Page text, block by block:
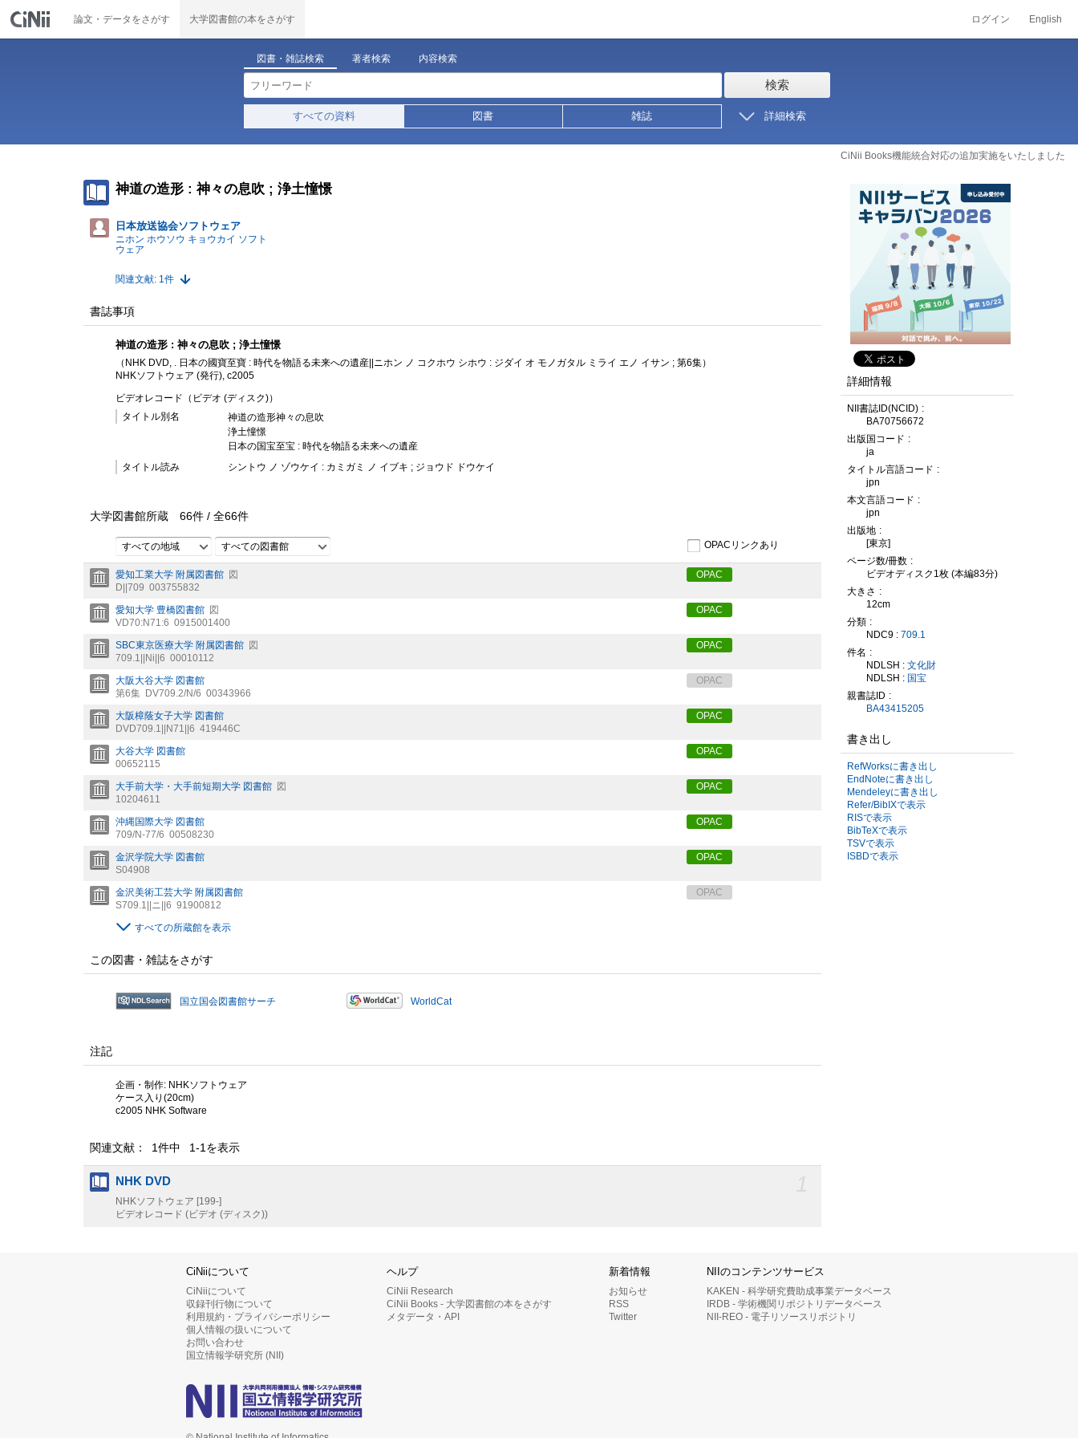
論文・データをさがす 大学図書館の本をさがす ログイン English
図書・雑誌検索 著者検索 内容検索
検索
すべての資料 図書 雑誌 詳細検索
CiNii Books機能統合対応の追加実施をいたしました
神道の造形 : 神々の息吹 ; 浄土憧憬
日本放送協会ソフトウェア
ニホン ホウソウ キョウカイ ソフト
ウェア
関連文献: 1件
書誌事項
神道の造形 : 神々の息吹 ; 浄土憧憬
（NHK DVD, . 日本の國寶至寶 : 時代を物語る未来への遺産||ニホン ノ コクホウ シホウ : ジダイ オ モノガタル ミライ エノ イサン ; 第6集）
NHKソフトウェア (発行), c2005
ビデオレコード（ビデオ (ディスク)）
タイトル別名
神道の造形神々の息吹
浄土憧憬
日本の国宝至宝 : 時代を物語る未来への遺産
タイトル読み
シントウ ノ ゾウケイ : カミガミ ノ イブキ ; ジョウド ドウケイ
大学図書館所蔵 66件 / 全66件
すべての地域 すべての図書館 OPACリンクあり
愛知工業大学 附属図書館 図
D||709 003755832
OPAC
愛知大学 豊橋図書館 図
VD70:N71:6 0915001400
OPAC
SBC東京医療大学 附属図書館 図
709.1||Ni||6 00010112
OPAC
大阪大谷大学 図書館
第6集 DV709.2/N/6 00343966
OPAC
大阪樟蔭女子大学 図書館
DVD709.1||N71||6 419446C
OPAC
大谷大学 図書館
00652115
OPAC
大手前大学・大手前短期大学 図書館 図
10204611
OPAC
沖縄国際大学 図書館
709/N-77/6 00508230
OPAC
金沢学院大学 図書館
S04908
OPAC
金沢美術工芸大学 附属図書館
S709.1||ニ||6 91900812
OPAC
すべての所蔵館を表示
この図書・雑誌をさがす
国立国会図書館サーチ WorldCat
注記
企画・制作: NHKソフトウェア
ケース入り(20cm)
c2005 NHK Software
関連文献： 1件中 1-1を表示
NHK DVD
NHKソフトウェア [199-]
ビデオレコード (ビデオ (ディスク))
詳細情報
NII書誌ID(NCID)
BA70756672
出版国コード
ja
タイトル言語コード
jpn
本文言語コード
jpn
出版地
[東京]
ページ数/冊数
ビデオディスク1枚 (本編83分)
大きさ
12cm
分類
NDC9 : 709.1
件名
NDLSH : 文化財
NDLSH : 国宝
親書誌ID
BA43415205
書き出し
RefWorksに書き出し
EndNoteに書き出し
Mendeleyに書き出し
Refer/BibIXで表示
RISで表示
BibTeXで表示
TSVで表示
ISBDで表示
CiNiiについて
CiNiiについて
収録刊行物について
利用規約・プライバシーポリシー
個人情報の扱いについて
お問い合わせ
国立情報学研究所 (NII)
ヘルプ
CiNii Research
CiNii Books - 大学図書館の本をさがす
メタデータ・API
新着情報
お知らせ
RSS
Twitter
NIIのコンテンツサービス
KAKEN - 科学研究費助成事業データベース
IRDB - 学術機関リポジトリデータベース
NII-REO - 電子リソースリポジトリ